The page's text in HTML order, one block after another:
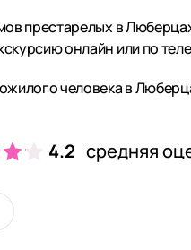
престарелых в
онлайн или по
человека в
4.2 средняя